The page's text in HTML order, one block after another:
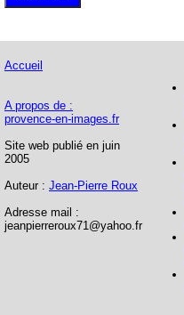
Accueil
A propos de :
provence-en-images.fr
Site web publié en juin
2005
Auteur : Jean-Pierre Roux
Adresse mail :
jeanpierreroux71@yahoo.fr